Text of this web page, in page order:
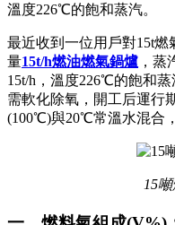
溫度226℃的飽和蒸汽。
最近收到一位用戶對15t
量15t/h燃油燃氣鍋爐 ，蒸
15t/h，溫度226℃的飽和
需軟化除氧，開工后運行
(100℃)與20℃常溫水混合
15